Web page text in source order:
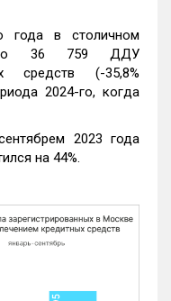
года в столичном
36 759 ДДУ
средств (-35,8%
2024-го, когда
2023 года
на 44%.